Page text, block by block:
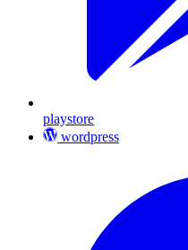
playstore
wordpress